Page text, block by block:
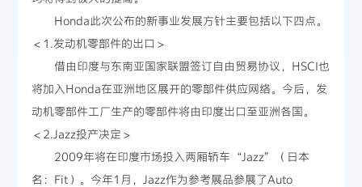
Honda此次公布的新事业发展方针主要包括以下四点。
＜1.发动机零部件的出口＞
借由印度与东南亚国家联盟签订自由贸易协议，HSCI也
将加入Honda在亚洲地区展开的零部件供应网络。今后，发
动机零部件工厂生产的零部件将由印度出口至亚洲各国。
＜2.Jazz投产决定＞
2009年将在印度市场投入两厢轿车“Jazz”（日本
名：Fit）。今年1月，Jazz作为参考展品参展了Auto